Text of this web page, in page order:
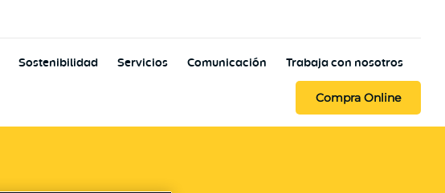
Sostenibilidad Servicios Comunicación Trabaja con nosotros
Compra Online